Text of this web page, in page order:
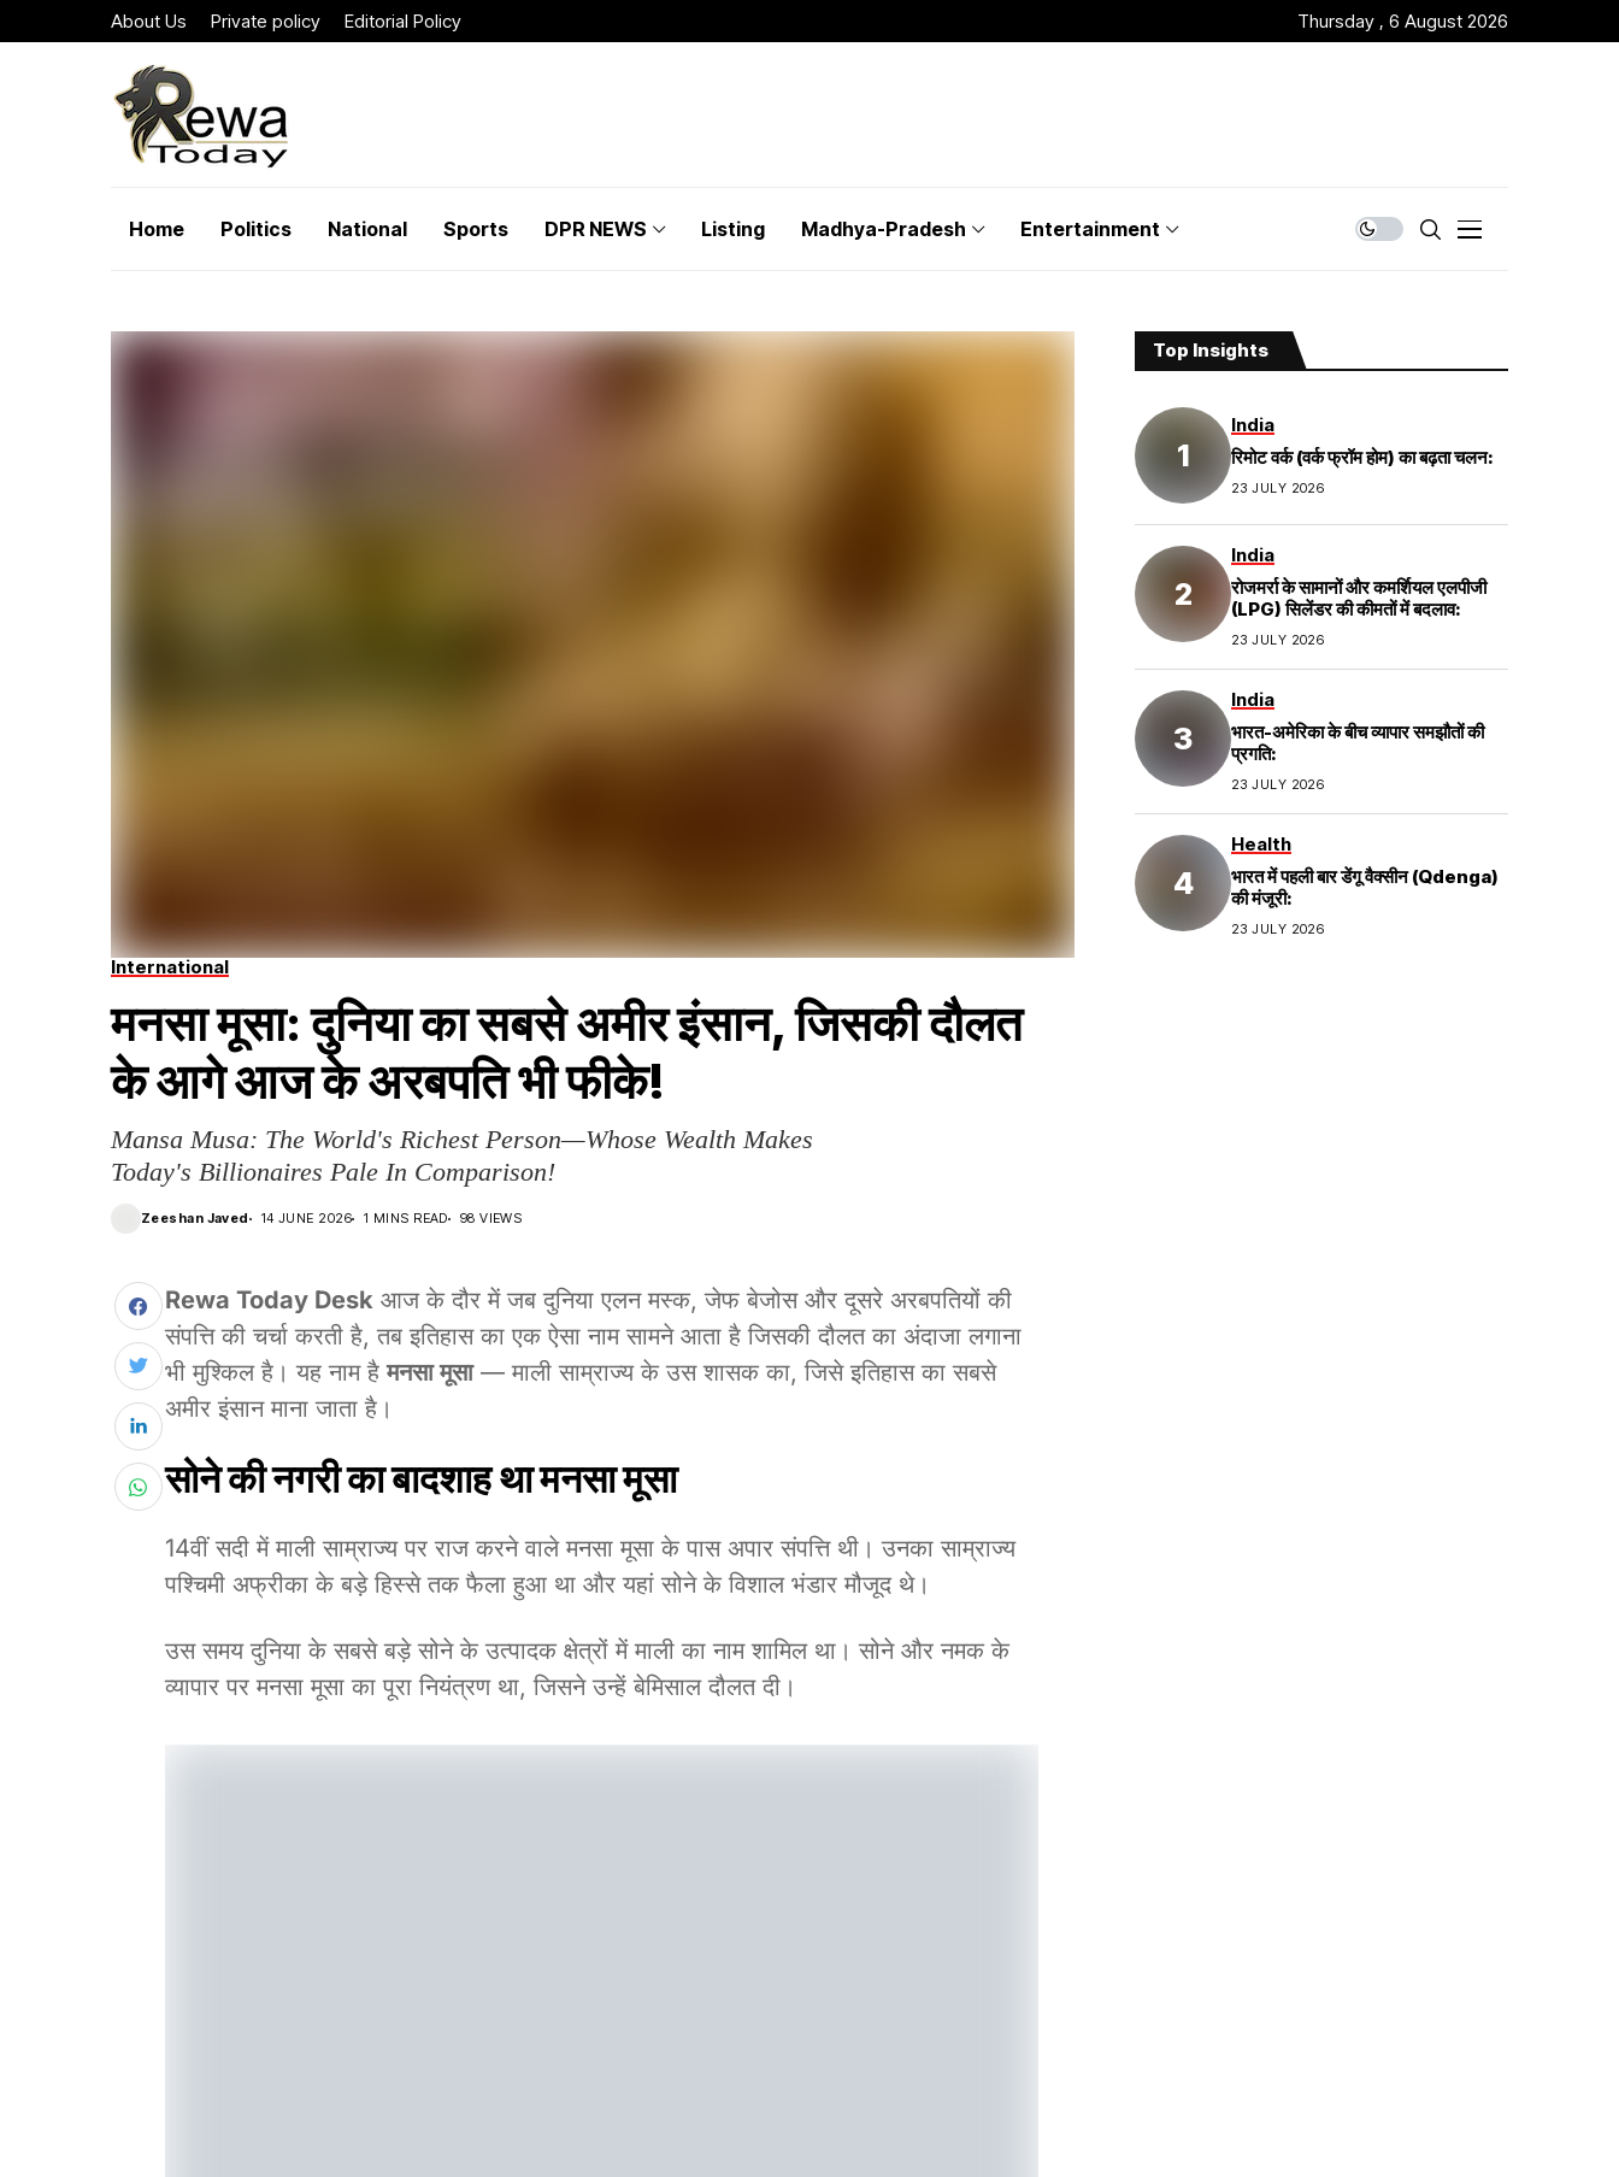
About Us Private policy Editorial Policy Thursday , 6 August 2026
Home Politics National Sports DPR NEWS Listing Madhya-Pradesh Entertainment
International
मनसा मूसा: दुनिया का सबसे अमीर इंसान, जिसकी दौलत
के आगे आज के अरबपति भी फीके!
Mansa Musa: The World's Richest Person—Whose Wealth Makes
Today's Billionaires Pale In Comparison!
Zeeshan Javed 14 JUNE 2026 1 MINS READ 98 VIEWS
Rewa Today Desk आज के दौर में जब दुनिया एलन मस्क, जेफ बेजोस और दूसरे अरबपतियों की
संपत्ति की चर्चा करती है, तब इतिहास का एक ऐसा नाम सामने आता है जिसकी दौलत का अंदाजा लगाना
भी मुश्किल है। यह नाम हैमनसा मूसा— माली साम्राज्य के उस शासक का, जिसे इतिहास का सबसे
अमीर इंसान माना जाता है।
सोने की नगरी का बादशाह था मनसा मूसा
14वीं सदी में माली साम्राज्य पर राज करने वाले मनसा मूसा के पास अपार संपत्ति थी। उनका साम्राज्य
पश्चिमी अफ्रीका के बड़े हिस्से तक फैला हुआ था और यहां सोने के विशाल भंडार मौजूद थे।
उस समय दुनिया के सबसे बड़े सोने के उत्पादक क्षेत्रों में माली का नाम शामिल था। सोने और नमक के
व्यापार पर मनसा मूसा का पूरा नियंत्रण था, जिसने उन्हें बेमिसाल दौलत दी।
Top Insights
India
रिमोट वर्क (वर्क फ्रॉम होम) का बढ़ता चलन:
23 JULY 2026
India
रोजमर्रा के सामानों और कमर्शियल एलपीजी
(LPG) सिलेंडर की कीमतों में बदलाव:
23 JULY 2026
India
भारत-अमेरिका के बीच व्यापार समझौतों की
प्रगति:
23 JULY 2026
Health
भारत में पहली बार डेंगू वैक्सीन (Qdenga)
की मंजूरी:
23 JULY 2026